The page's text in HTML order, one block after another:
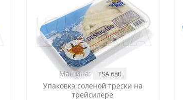
Упаковка соленой трески на
трейсилере
Машина: TSA 680